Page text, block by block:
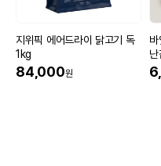
지위픽 에어드라이 닭고기 독
1kg
84,000원
난